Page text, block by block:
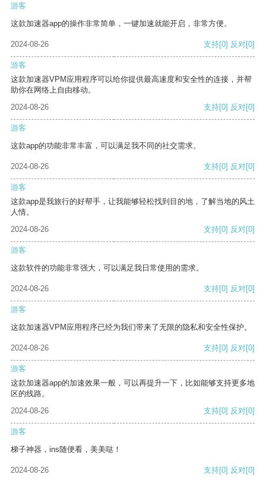
游客
这款加速器app的操作非常简单，一键加速就能开启，非常方便。
2024-08-26 支持[0] 反对[0]
游客
这款加速器VPM应用程序可以给你提供最高速度和安全性的连接，并帮
助你在网络上自由移动。
2024-08-26
支持[0] 反对[0]
游客
这款app的功能非常丰富，可以满足我不同的社交需求。
2024-08-26 支持[0] 反对[0]
游客
这款app是我旅行的好帮手，让我能够轻松找到目的地，了解当地的风土
人情。
2024-08-26
支持[0] 反对[0]
游客
这款软件的功能非常强大，可以满足我日常使用的需求。
2024-08-26 支持[0] 反对[0]
游客
这款加速器VPM应用程序已经为我们带来了无限的隐私和安全性保护。
2024-08-26 支持[0] 反对[0]
游客
这款加速器app的加速效果一般，可以再提升一下，比如能够支持更多地
区的线路。
2024-08-26
支持[0] 反对[0]
游客
梯子神器，ins随便看，美美哒！
2024-08-26 支持[0] 反对[0]